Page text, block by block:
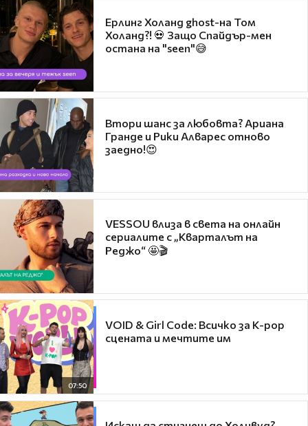
Ерлинг Холанд ghost-на Том
Холанд?! 💀 Защо Спайдър-мен
остана на "seen"😅
Втори шанс за любовта? Ариана
Гранде и Рики Алварес отново
заедно!😍
VESSOU влиза в света на онлайн
сериалите с „Кварталът на
Реджо“ 🤩🎬
07:50
VOID & Girl Code: Всичко за K-pop
сцената и мечтите им